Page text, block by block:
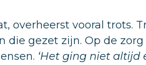
overheerst vooral trots.
die gezet zijn. Op de
‘Het ging niet altijd